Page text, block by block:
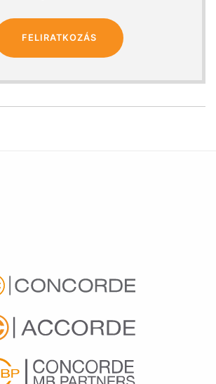
FELIRATKOZÁS